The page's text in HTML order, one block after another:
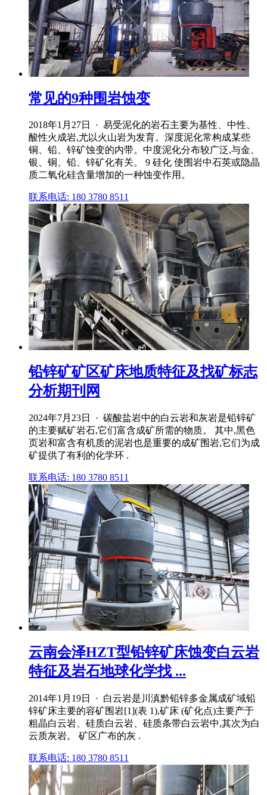
常见的9种围岩蚀变
2018年1月27日 · 易受泥化的岩石主要为基性、中性、
酸性火成岩,尤以火山岩为发育。深度泥化常构成某些
铜、铅、锌矿蚀变的内带。中度泥化分布较广泛,与金、
银、铜、铅、锌矿化有关。 9 硅化 使围岩中石英或隐晶
质二氧化硅含量增加的一种蚀变作用。
联系电话: 180 3780 8511
铅锌矿矿区矿床地质特征及找矿标志
分析期刊网
2024年7月23日 · 碳酸盐岩中的白云岩和灰岩是铅锌矿
的主要赋矿岩石,它们富含成矿所需的物质。 其中,黑色
页岩和富含有机质的泥岩也是重要的成矿围岩,它们为成
矿提供了有利的化学环 .
联系电话: 180 3780 8511
云南会泽HZT型铅锌矿床蚀变白云岩
特征及岩石地球化学找 ...
2014年1月19日 · 白云岩是川滇黔铅锌多金属成矿域铅
锌矿床主要的容矿围岩[1](表 1),矿床 (矿化点)主要产于
粗晶白云岩、硅质白云岩、硅质条带白云岩中,其次为白
云质灰岩。 矿区广布的灰 .
联系电话: 180 3780 8511